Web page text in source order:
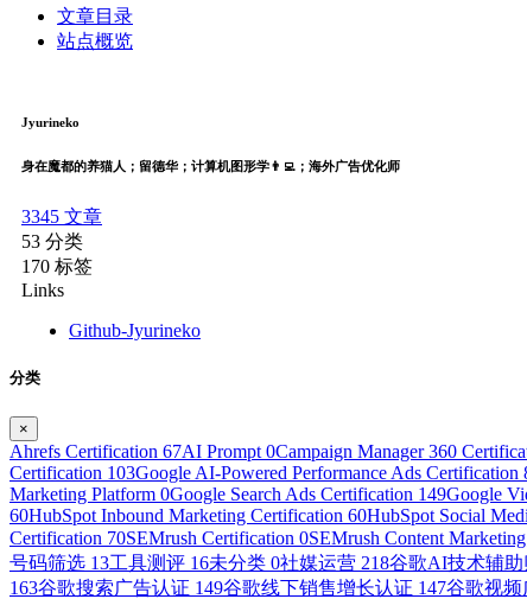
文章目录
站点概览
Jyurineko
身在魔都的养猫人；留德华；计算机图形学👨‍💻；海外广告优化师
3345 文章
53 分类
170 标签
Links
Github-Jyurineko
分类
×
Ahrefs Certification 67AI Prompt 0Campaign Manager 360
Certification 103Google AI-Powered Performance Ads Certification
Marketing Platform 0Google Search Ads Certification 149Google
60HubSpot Inbound Marketing Certification 60HubSpot Social
Certification 70SEMrush Certification 0SEMrush Content
号码筛选 13工具测评 16未分类 0社媒运营 218谷歌AI技术辅
163谷歌搜索广告认证 149谷歌线下销售增长认证 147谷歌视频